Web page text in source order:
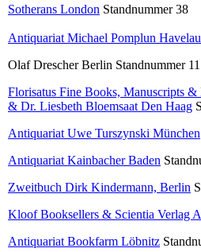
Sotherans London Standnummer 38
Antiquariat Michael Pomplun
Olaf Drescher Berlin Standnummer 11
Florisatus Fine Books, Manuscripts
& Dr. Liesbeth Bloemsaat Den Haag
Antiquariat Uwe Turszynski München
Antiquariat Kainbacher Baden
Zweitbuch Dirk Kindermann, Berlin
Kloof Booksellers & Scientia Verlag
Antiquariat Bookfarm Löbnitz